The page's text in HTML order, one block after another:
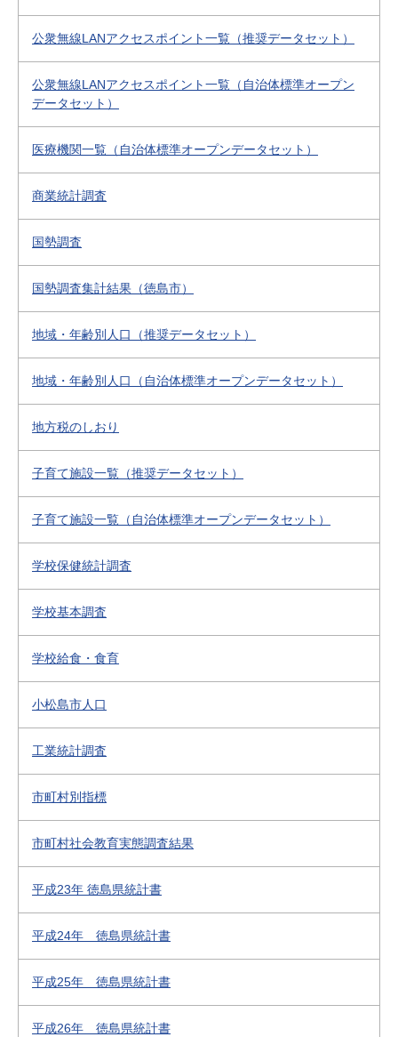
公衆無線LANアクセスポイント一覧（推奨データセット）
公衆無線LANアクセスポイント一覧（自治体標準オープン
データセット）
医療機関一覧（自治体標準オープンデータセット）
商業統計調査
国勢調査
国勢調査集計結果（徳島市）
地域・年齢別人口（推奨データセット）
地域・年齢別人口（自治体標準オープンデータセット）
地方税のしおり
子育て施設一覧（推奨データセット）
子育て施設一覧（自治体標準オープンデータセット）
学校保健統計調査
学校基本調査
学校給食・食育
小松島市人口
工業統計調査
市町村別指標
市町村社会教育実態調査結果
平成23年 徳島県統計書
平成24年 徳島県統計書
平成25年 徳島県統計書
平成26年 徳島県統計書